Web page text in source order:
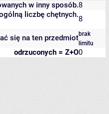
w inny sposób.8
liczbę chętnych.8
się na ten przedmiotbrak
limitu
odrzuconych = Z+O0